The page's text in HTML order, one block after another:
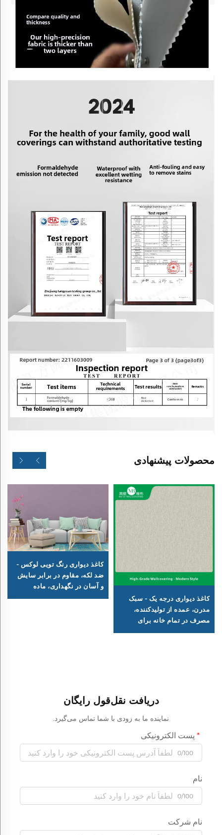
محصولات پیشنهادی
کاغذ دیواری درجه یک - سبک
مدرن، عمده از تولیدکننده،
مصرف در تمام خانه برای
خوابخانه و نشیمن، ضخیم و ضد
کاغذ دیواری رنگ تویی لوکس -
ضد لکه، مقاوم در برابر سایش
و آسان در نگهداری، ماده
دریافت نقل‌قول رایگان
نماینده ما به زودی با شما تماس می‌گیرد.
پست الکترونیکی
0/100
نام
0/100
نام شرکت